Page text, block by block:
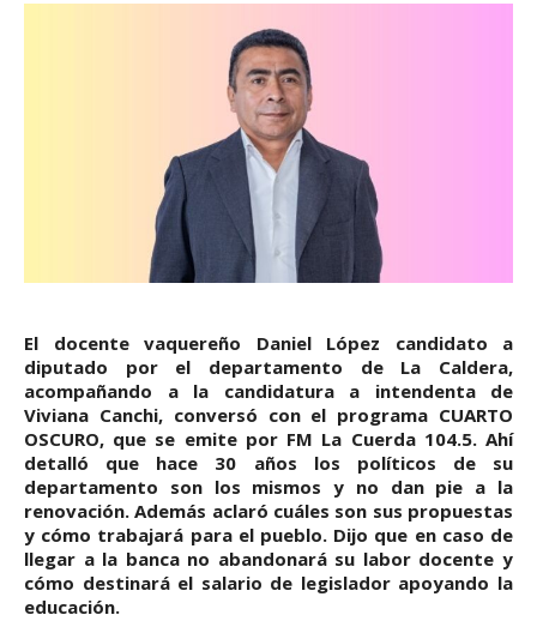
El docente vaquereño Daniel López candidato a
diputado por el departamento de La Caldera,
acompañando a la candidatura a intendenta de
Viviana Canchi, conversó con el programa CUARTO
OSCURO, que se emite por FM La Cuerda 104.5. Ahí
detalló que hace 30 años los políticos de su
departamento son los mismos y no dan pie a la
renovación. Además aclaró cuáles son sus propuestas
y cómo trabajará para el pueblo. Dijo que en caso de
llegar a la banca no abandonará su labor docente y
cómo destinará el salario de legislador apoyando la
educación.